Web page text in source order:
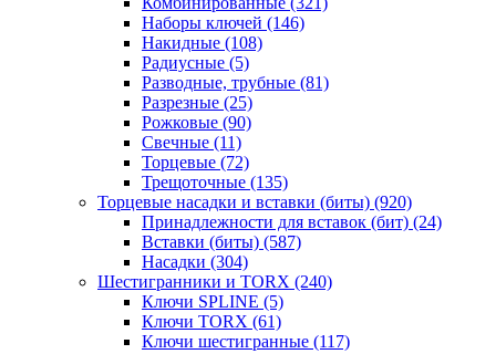
Наборы ключей (146)
Накидные (108)
Радиусные (5)
Разводные, трубные (81)
Разрезные (25)
Рожковые (90)
Свечные (11)
Торцевые (72)
Трещоточные (135)
Торцевые насадки и вставки (биты) (920)
Принадлежности для вставок (бит) (24)
Вставки (биты) (587)
Насадки (304)
Шестигранники и TORX (240)
Ключи SPLINE (5)
Ключи TORX (61)
Ключи шестигранные (117)